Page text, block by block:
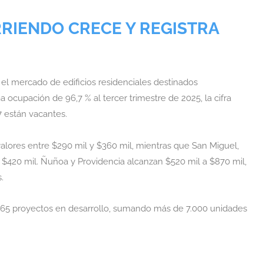
CRECE Y REGISTRA
mercado de edificios residenciales destinados
de 96,7 % al tercer trimestre de 2025, la cifra
están vacantes.
entre $290 mil y $360 mil, mientras que San Miguel,
mil. Ñuñoa y Providencia alcanzan $520 mil a $870 mil,
proyectos en desarrollo, sumando más de 7.000 unidades